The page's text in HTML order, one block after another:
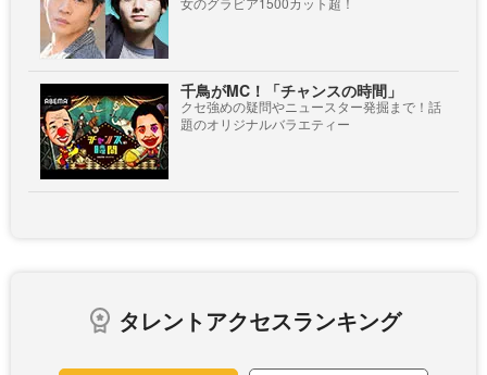
千鳥がMC！「チャンスの時間」
クセ強めの疑問やニュースター発掘まで！話
題のオリジナルバラエティー
タレントアクセスランキング